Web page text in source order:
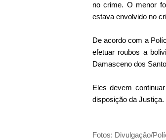
no crime. O menor
estava envolvido no
De acordo com a
efetuar roubos a
Damasceno dos
Eles devem
disposição da Justiça.
Fotos: Divulgação/